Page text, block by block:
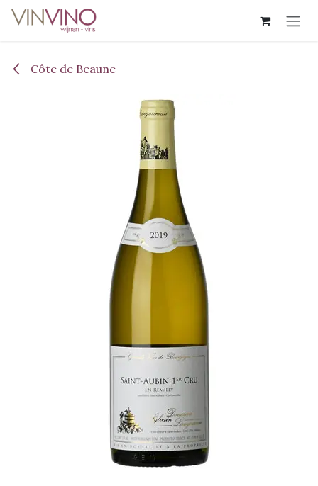
Overslaan naar inhoud
Côte de Beaune